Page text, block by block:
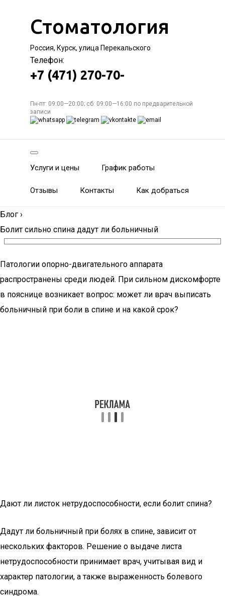
Стоматология
Россия, Курск, улица Перекальского
Телефон:
+7 (471) 270-70-
Пн-пт: 09:00—20:00; сб: 09:00—16:00 по предварительной
записи
Услуги и цены График работы
Отзывы Контакты Как добраться
Блог ›
Болит сильно спина дадут ли больничный
Патологии опорно-двигательного аппарата
распространены среди людей. При сильном дискомфорте
в пояснице возникает вопрос: может ли врач выписать
больничный при боли в спине и на какой срок?
Дают ли листок нетрудоспособности, если болит спина?
Дадут ли больничный при болях в спине, зависит от
нескольких факторов. Решение о выдаче листа
нетрудоспособности принимает врач, учитывая вид и
характер патологии, а также выраженность болевого
синдрома.